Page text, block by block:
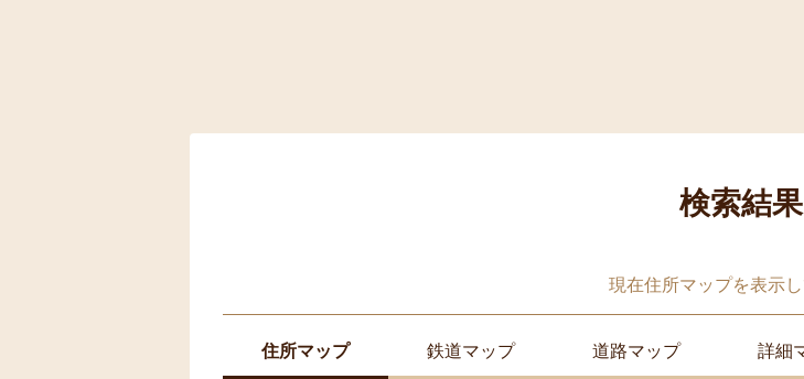
検索結果
現在住所マップを表示
住所マップ 鉄道マップ 道路マップ 詳細